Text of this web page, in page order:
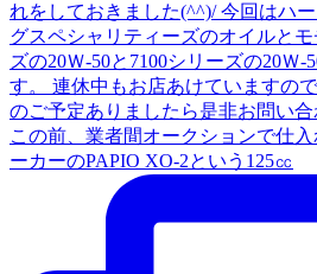
この前、業者間オークションで仕
ーカーのPAPIO XO-2という125㏄